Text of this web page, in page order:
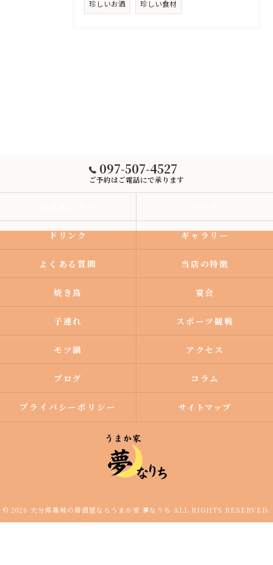
珍しいお酒 珍しい食材
097-507-4527
ご予約はご電話にで承ります
ドリンク ギャラリー
よくある質問 当店の特徴
焼き鳥 宴会
子連れ スポーツ観戦
モツ鍋 アクセス
ブログ コラム
プライバシーポリシー サイトマップ
© 2026 大分県高城の居酒屋ならうまか家 夢なりち ALL RIGHTS RESERVED.